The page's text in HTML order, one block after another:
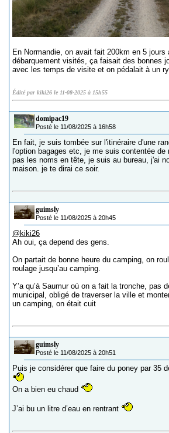
En Normandie, on avait fait 200km en 5
débarquement visités, ça faisait des bonnes
avec les temps de visite et on pédalait à un
Édité par kiki26 le 11-08-2025 à 15h55
domipac19
Posté le 11/08/2025 à 16h58
En fait, je suis tombée sur l'itinéraire d'une
l'option bagages etc, je me suis contentée de
pas les noms en tête, je suis au bureau, j'ai
maison. je te dirai ce soir.
guimsly
Posté le 11/08/2025 à 20h45
@kiki26
Ah oui, ça depend des gens.
On partait de bonne heure du camping, on
roulage jusqu’au camping.
Y’a qu’à Saumur où on a fait la tronche, pas
municipal, obligé de traverser la ville et
un camping, on était cuit
guimsly
Posté le 11/08/2025 à 20h51
Puis je considérer que faire du poney par 35
On a bien eu chaud
J’ai bu un litre d’eau en rentrant